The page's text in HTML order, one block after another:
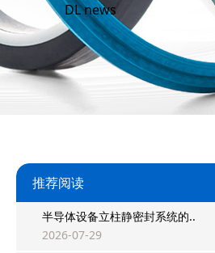
DL news
推荐阅读
半导体设备立柱静密封系统的..
2026-07-29